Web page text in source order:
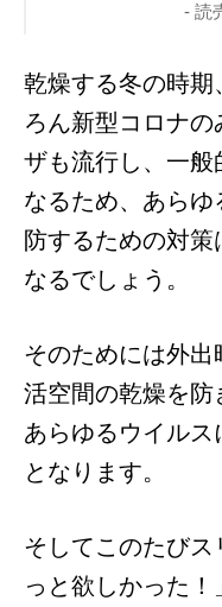
- 読
乾燥する冬の時期
ろん新型コロナ
ザも流行し、一般
なるため、あら
防するための対
なるでしょう。
そのためには外
活空間の乾燥を
あらゆるウイル
となります。
そしてこのたび
っと欲しかった